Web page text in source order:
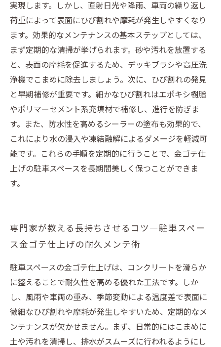
実現します。しかし、直射日光や降雨、車両の繰り返し
荷重によって表面にひび割れや摩耗が発生しやすくなり
ます。効果的なメンテナンスの基本ステップとしては、
まず定期的な清掃が挙げられます。砂や汚れを放置する
と、表面の摩耗を促進するため、デッキブラシや高圧洗
浄機でこまめに除去しましょう。次に、ひび割れの発見
と早期補修が重要です。細かなひび割れはエポキシ樹脂
やポリマーセメント系充填材で補修し、進行を防ぎま
す。また、防水性を高めるシーラーの塗布も効果的で、
これにより水の浸入や凍結融解によるダメージを軽減可
能です。これらの手順を定期的に行うことで、金ゴテ仕
上げの駐車スペースを長期間美しく保つことができま
す。
専門家が教える長持ちさせるコツ―駐車スペー
ス金ゴテ仕上げの耐久メンテ術
駐車スペースの金ゴテ仕上げは、コンクリートを滑らか
に整えることで耐久性を高める優れた工法です。しか
し、風雨や車両の重み、季節変動による温度差で表面に
微細なひび割れや摩耗が発生しやすいため、定期的なメ
ンテナンスが欠かせません。まず、日常的にはこまめに
土や汚れを清掃し、排水がスムーズに行われるようにし